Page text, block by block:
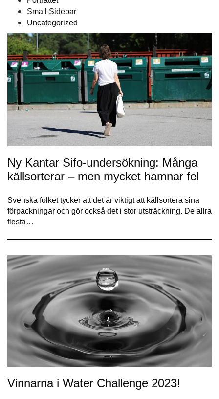
Small Sidebar
Uncategorized
Ny Kantar Sifo-undersökning: Många
källsorterar – men mycket hamnar fel
Svenska folket tycker att det är viktigt att källsortera sina
förpackningar och gör också det i stor utsträckning. De allra
flesta…
Vinnarna i Water Challenge 2023!